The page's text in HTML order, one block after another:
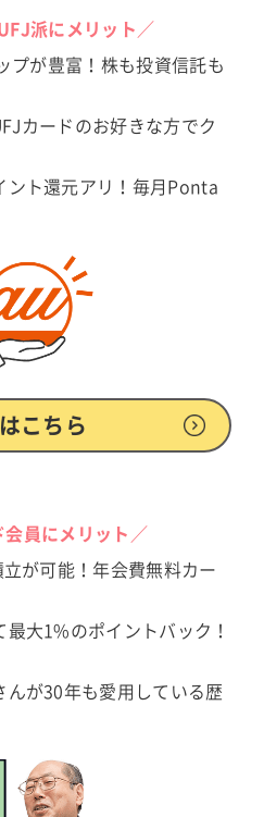
派にメリット／
プが豊富！株も投資信託も
カードのお好きな方でク
ント還元アリ！毎月Ponta
こちら
員にメリット／
立が可能！年会費無料カー
大1%のポイントバック！
んが30年も愛用している歴